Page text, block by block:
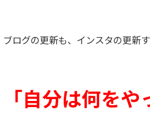
ブログの更新も、インスタの更新
「自分は何を